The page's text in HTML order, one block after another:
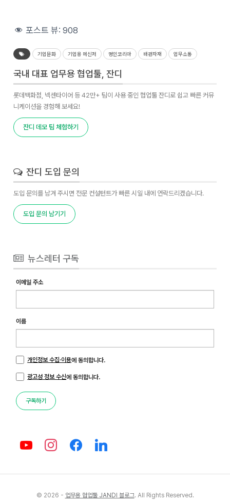
포스트 뷰:908
기업문화 기업용 메신저 명인코리아 배관자재 업무소통
국내 대표 업무용 협업툴, 잔디
롯데백화점, 넥센타이어 등 42만+ 팀이 사용 중인 협업툴 잔디로 쉽고 빠른 커뮤
니케이션을 경험해 보세요!
잔디 데모 팀 체험하기
잔디 도입 문의
도입 문의를 남겨 주시면 전문 컨설턴트가 빠른 시일 내에 연락드리겠습니다.
도입 문의 남기기
뉴스레터 구독
이메일 주소
이름
개인정보 수집·이용에 동의합니다.
광고성 정보 수신에 동의합니다.
구독하기
© 2026 - 업무용 협업툴 JANDI 블로그. All Rights Reserved.